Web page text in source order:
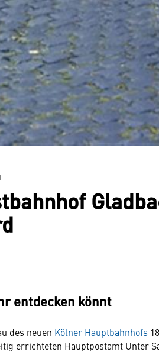
entdecken könnt
des neuen Kölner Hauptbahnhofs
errichteten Hauptpostamt Unter